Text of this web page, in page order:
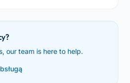
our team is here to help.